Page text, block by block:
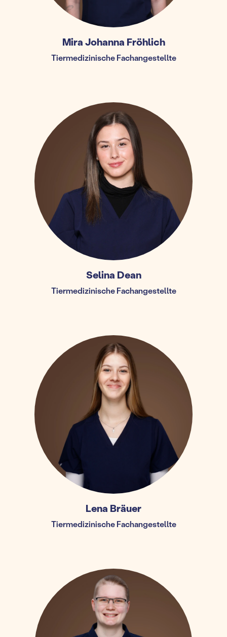
Mira Johanna Fröhlich
Tiermedizinische Fachangestellte
Selina Dean
Tiermedizinische Fachangestellte
Lena Bräuer
Tiermedizinische Fachangestellte